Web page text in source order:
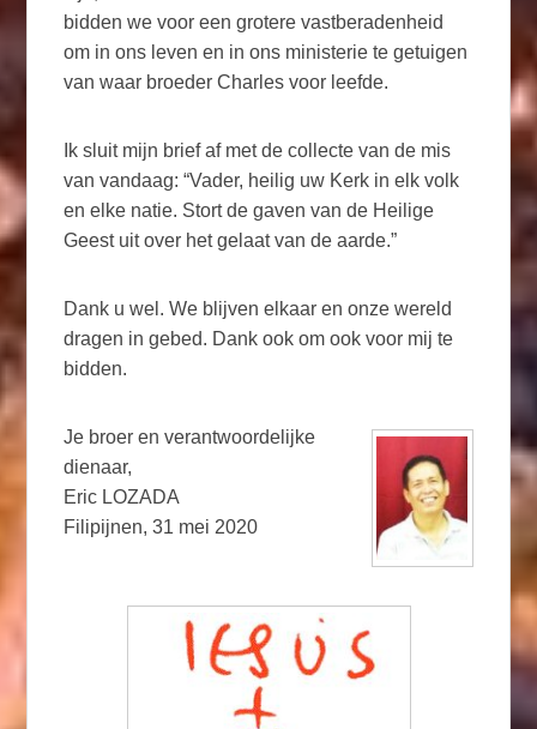
bidden we voor een grotere vastberadenheid
om in ons leven en in ons ministerie te getuigen
van waar broeder Charles voor leefde.
Ik sluit mijn brief af met de collecte van de mis
van vandaag: “Vader, heilig uw Kerk in elk volk
en elke natie. Stort de gaven van de Heilige
Geest uit over het gelaat van de aarde.”
Dank u wel. We blijven elkaar en onze wereld
dragen in gebed. Dank ook om ook voor mij te
bidden.
Je broer en verantwoordelijke
dienaar,
Eric LOZADA
Filipijnen, 31 mei 2020